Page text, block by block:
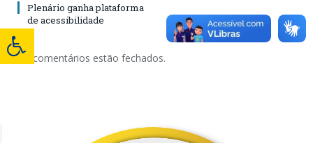
Plenário ganha plataforma
de acessibilidade
Os comentários estão fechados.